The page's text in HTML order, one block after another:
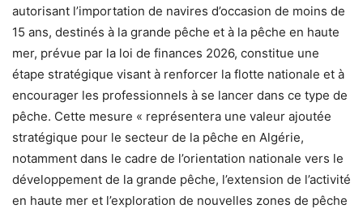
autorisant l’importation de navires d’occasion de moins de
15 ans, destinés à la grande pêche et à la pêche en haute
mer, prévue par la loi de finances 2026, constitue une
étape stratégique visant à renforcer la flotte nationale et à
encourager les professionnels à se lancer dans ce type de
pêche. Cette mesure « représentera une valeur ajoutée
stratégique pour le secteur de la pêche en Algérie,
notamment dans le cadre de l’orientation nationale vers le
développement de la grande pêche, l’extension de l’activité
en haute mer et l’exploration de nouvelles zones de pêche